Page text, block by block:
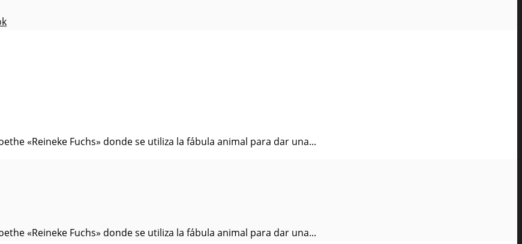
«Reineke Fuchs» donde se utiliza la fábula animal para dar una...
«Reineke Fuchs» donde se utiliza la fábula animal para dar una...